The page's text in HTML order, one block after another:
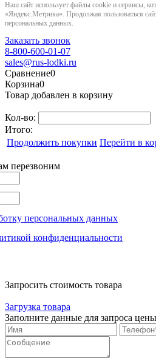
Наш сайт использует файлы cookie и сервисы,
«Яндекс.Метрика». Продолжая пользоваться
персональных данных.
Заказать звонок
8-800-600-01-07
sales@rus-lodki.ru
Сравнение0
Корзина0
Товар добавлен в корзину
Кол-во:
Итого:
Продолжить покупки Перейти в
перезвоним
персональных данных
конфиденциальности
Запросить стоимость товара
Загрузка товара
Заполните данные для запроса цены